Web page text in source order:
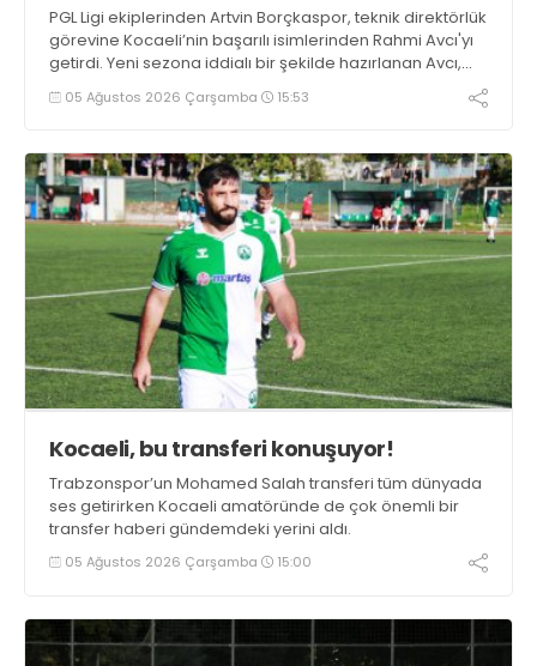
PGL Ligi ekiplerinden Artvin Borçkaspor, teknik direktörlük
görevine Kocaeli’nin başarılı isimlerinden Rahmi Avcı'yı
getirdi. Yeni sezona iddialı bir şekilde hazırlanan Avcı,
duygularını aktardı.
05 Ağustos 2026 Çarşamba 15:53
Kocaeli, bu transferi konuşuyor!
Trabzonspor’un Mohamed Salah transferi tüm dünyada
ses getirirken Kocaeli amatöründe de çok önemli bir
transfer haberi gündemdeki yerini aldı.
05 Ağustos 2026 Çarşamba 15:00